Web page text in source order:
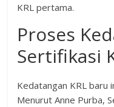
KRL pertama.
Proses
Sertifikasi
Kedatangan KRL baru
Menurut Anne Purba,